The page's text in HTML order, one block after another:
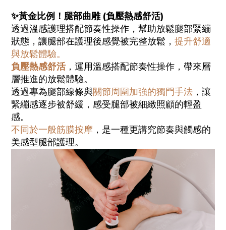
✨黃金比例！腿部曲雕 (負壓熱感舒活)
透過溫感護理搭配節奏性操作，幫助放鬆腿部緊繃
狀態，讓腿部在護理後感覺被完整放鬆， 提升舒適
與放鬆體驗。
負壓熱感舒活，運用溫感搭配節奏性操作，帶來層
層推進的放鬆體驗。
透過專為腿部線條與關節周圍加強的獨門手法 ，讓
緊繃感逐步被舒緩，感受腿部被細緻照顧的輕盈
感。
不同於一般筋膜按摩 ，是一種更講究節奏與觸感的
美感型腿部護理。